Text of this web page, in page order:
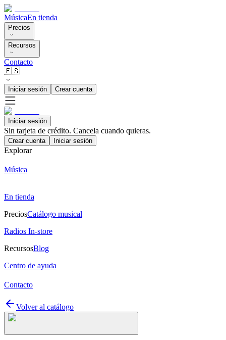
MúsicaEn tienda
Precios
Recursos
Contacto
🇪🇸
Iniciar sesión Crear cuenta
Iniciar sesión
Sin tarjeta de crédito. Cancela cuando quieras.
Crear cuenta Iniciar sesión
Explorar
Música
En tienda
PreciosCatálogo musical
Radios In-store
RecursosBlog
Centro de ayuda
Contacto
Volver al catálogo